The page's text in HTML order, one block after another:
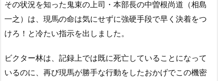
その状況を知った鬼束の上司・本部長の中曽根尚道（相島
一之）は、現馬の命は気にせずに強硬手段で早く決着をつ
けろ！と冷たい指示を出しました。
ビクター林は、記録上では既に死亡していることになって
いるのに、再び現馬が勝手な行動をしたおかげでこの機密